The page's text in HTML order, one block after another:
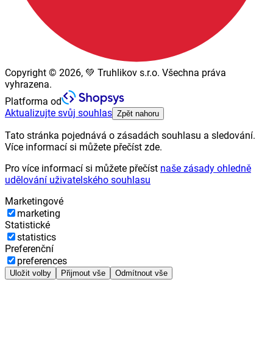
Copyright © 2026, 💚 Truhlikov s.r.o. Všechna práva
vyhrazena.
Platforma od
Aktualizujte svůj souhlas Zpět nahoru
Tato stránka pojednává o zásadách souhlasu a sledování.
Více informací si můžete přečíst zde.
Pro více informací si můžete přečíst naše zásady ohledně
udělování uživatelského souhlasu
Marketingové
marketing
Statistické
statistics
Preferenční
preferences
Uložit volby Přijmout vše Odmítnout vše